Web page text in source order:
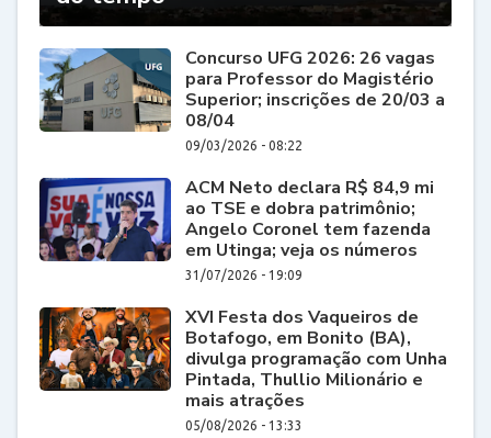
Concurso UFG 2026: 26 vagas
para Professor do Magistério
Superior; inscrições de 20/03 a
08/04
09/03/2026 - 08:22
ACM Neto declara R$ 84,9 mi
ao TSE e dobra patrimônio;
Angelo Coronel tem fazenda
em Utinga; veja os números
31/07/2026 - 19:09
XVI Festa dos Vaqueiros de
Botafogo, em Bonito (BA),
divulga programação com Unha
Pintada, Thullio Milionário e
mais atrações
05/08/2026 - 13:33